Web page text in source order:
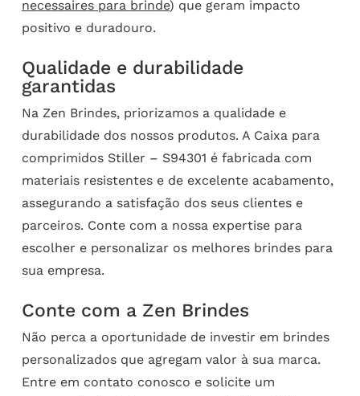
necessaires para brinde) que geram impacto
positivo e duradouro.
Qualidade e durabilidade
garantidas
Na Zen Brindes, priorizamos a qualidade e
durabilidade dos nossos produtos. A Caixa para
comprimidos Stiller – S94301 é fabricada com
materiais resistentes e de excelente acabamento,
assegurando a satisfação dos seus clientes e
parceiros. Conte com a nossa expertise para
escolher e personalizar os melhores brindes para
sua empresa.
Conte com a Zen Brindes
Não perca a oportunidade de investir em brindes
personalizados que agregam valor à sua marca.
Entre em contato conosco e solicite um